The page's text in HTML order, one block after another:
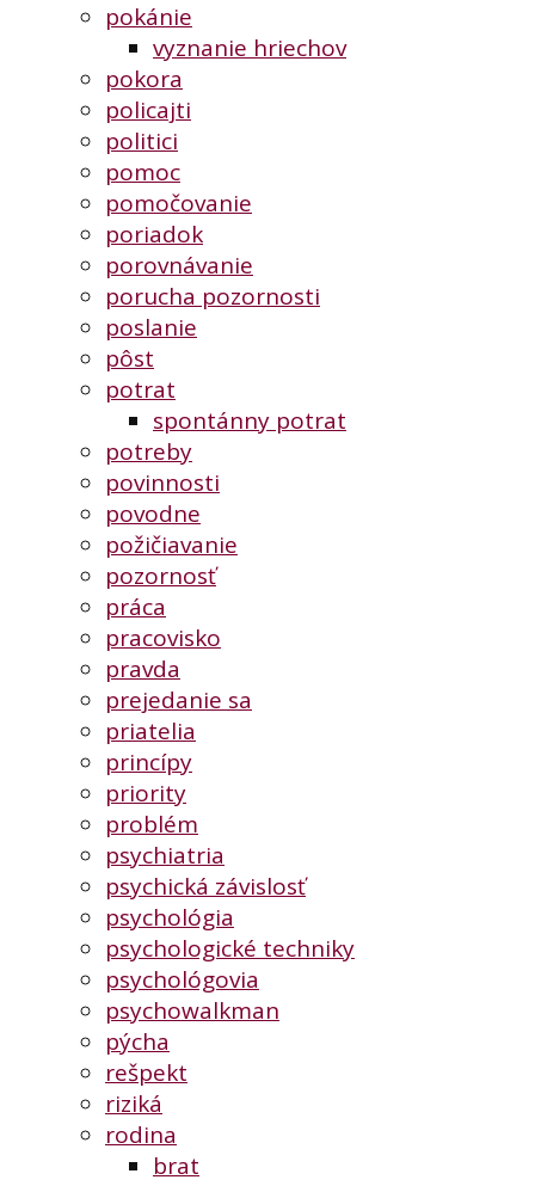
pokánie
vyznanie hriechov
pokora
policajti
politici
pomoc
pomočovanie
poriadok
porovnávanie
porucha pozornosti
poslanie
pôst
potrat
spontánny potrat
potreby
povinnosti
povodne
požičiavanie
pozornosť
práca
pracovisko
pravda
prejedanie sa
priatelia
princípy
priority
problém
psychiatria
psychická závislosť
psychológia
psychologické techniky
psychológovia
psychowalkman
pýcha
rešpekt
riziká
rodina
brat